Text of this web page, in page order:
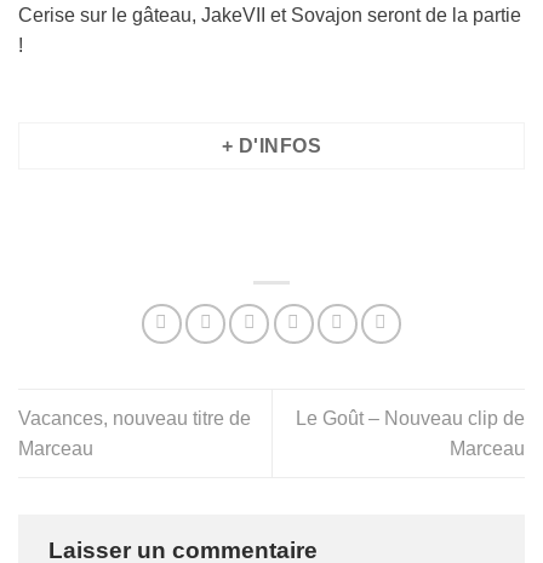
Cerise sur le gâteau, JakeVII et Sovajon seront de la partie
!
+ D'INFOS
Vacances, nouveau titre de
Marceau
Le Goût – Nouveau clip de
Marceau
Laisser un commentaire